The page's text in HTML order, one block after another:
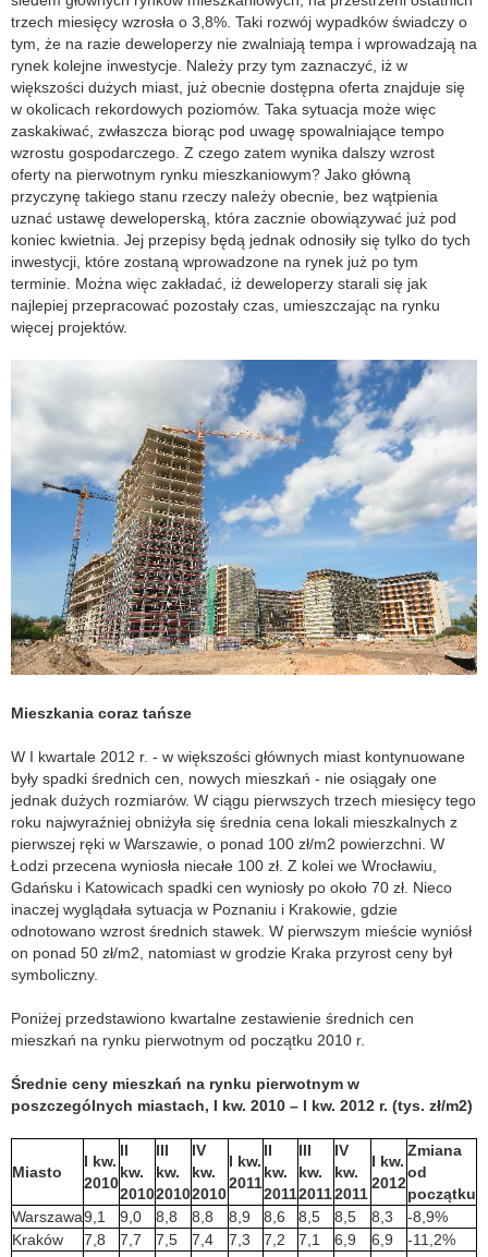
trzech miesięcy wzrosła o 3,8%. Taki rozwój wypadków świadczy o
tym, że na razie deweloperzy nie zwalniają tempa i wprowadzają na
rynek kolejne inwestycje. Należy przy tym zaznaczyć, iż w
większości dużych miast, już obecnie dostępna oferta znajduje się
w okolicach rekordowych poziomów. Taka sytuacja może więc
zaskakiwać, zwłaszcza biorąc pod uwagę spowalniające tempo
wzrostu gospodarczego. Z czego zatem wynika dalszy wzrost
oferty na pierwotnym rynku mieszkaniowym? Jako główną
przyczynę takiego stanu rzeczy należy obecnie, bez wątpienia
uznać ustawę deweloperską, która zacznie obowiązywać już pod
koniec kwietnia. Jej przepisy będą jednak odnosiły się tylko do tych
inwestycji, które zostaną wprowadzone na rynek już po tym
terminie. Można więc zakładać, iż deweloperzy starali się jak
najlepiej przepracować pozostały czas, umieszczając na rynku
więcej projektów.
Mieszkania coraz tańsze
W I kwartale 2012 r. - w większości głównych miast kontynuowane
były spadki średnich cen, nowych mieszkań - nie osiągały one
jednak dużych rozmiarów. W ciągu pierwszych trzech miesięcy tego
roku najwyraźniej obniżyła się średnia cena lokali mieszkalnych z
pierwszej ręki w Warszawie, o ponad 100 zł/m2 powierzchni. W
Łodzi przecena wyniosła niecałe 100 zł. Z kolei we Wrocławiu,
Gdańsku i Katowicach spadki cen wyniosły po około 70 zł. Nieco
inaczej wyglądała sytuacja w Poznaniu i Krakowie, gdzie
odnotowano wzrost średnich stawek. W pierwszym mieście wyniósł
on ponad 50 zł/m2, natomiast w grodzie Kraka przyrost ceny był
symboliczny.
Poniżej przedstawiono kwartalne zestawienie średnich cen
mieszkań na rynku pierwotnym od początku 2010 r.
Średnie ceny mieszkań na rynku pierwotnym w
poszczególnych miastach, I kw. 2010 – I kw. 2012 r. (tys. zł/m2)
Miasto
I kw.
2010
II
kw.
2010
III
kw.
2010
IV
kw.
2010
I kw.
2011
II
kw.
2011
III
kw.
2011
IV
kw.
2011
I kw.
2012
Zmiana
od
początku
Warszawa9,1 9,0 8,8 8,8 8,9 8,6 8,5 8,5 8,3
-8,9%
Kraków
7,8 7,7 7,5 7,4 7,3 7,2 7,1 6,9 6,9
-11,2%